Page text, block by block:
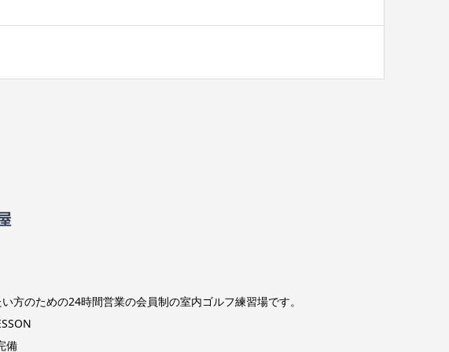
方のための24時間営業の会員制の室内ゴルフ練習場です。
備